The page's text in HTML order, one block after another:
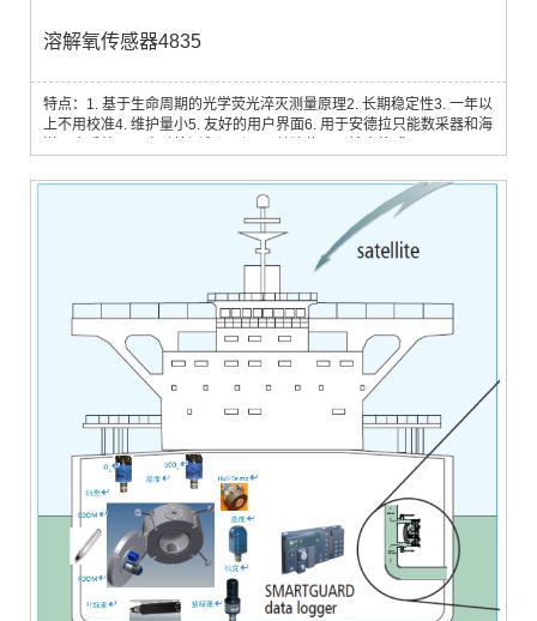
溶解氧传感器4835
特点：1. 基于生命周期的光学荧光淬灭测量原理2. 长期稳定性3. 一年以
上不用校准4. 维护量小5. 友好的用户界面6. 用于安德拉只能数采器和海
也常用作海洋研究的示踪剂，对于缺氧环境，溶氧的监测至关重要，例
如：1. 近岸具有藻华的浅水区域2. 水产养殖3. 峡湾或者其它水体交换少